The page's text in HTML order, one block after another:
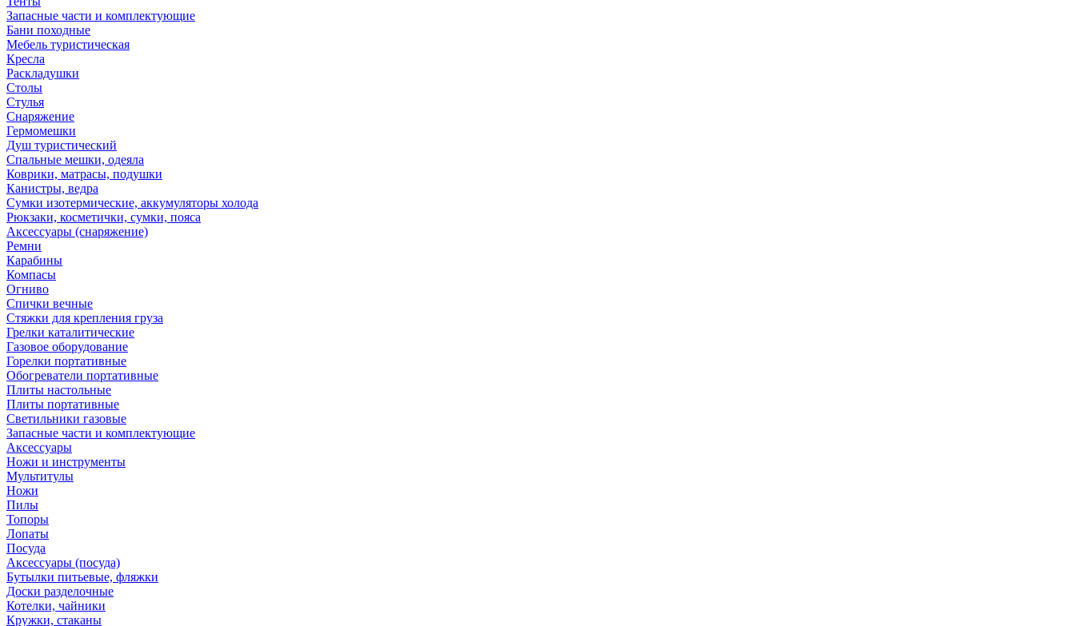
Запасные части и комплектующие
Бани походные
Мебель туристическая
Кресла
Раскладушки
Столы
Стулья
Снаряжение
Гермомешки
Душ туристический
Спальные мешки, одеяла
Коврики, матрасы, подушки
Канистры, ведра
Сумки изотермические, аккумуляторы холода
Рюкзаки, косметички, сумки, пояса
Аксессуары (снаряжение)
Ремни
Карабины
Компасы
Огниво
Спички вечные
Стяжки для крепления груза
Грелки каталитические
Газовое оборудование
Горелки портативные
Обогреватели портативные
Плиты настольные
Плиты портативные
Светильники газовые
Запасные части и комплектующие
Аксессуары
Ножи и инструменты
Мультитулы
Ножи
Пилы
Топоры
Лопаты
Посуда
Аксессуары (посуда)
Бутылки питьевые, фляжки
Доски разделочные
Котелки, чайники
Кружки, стаканы